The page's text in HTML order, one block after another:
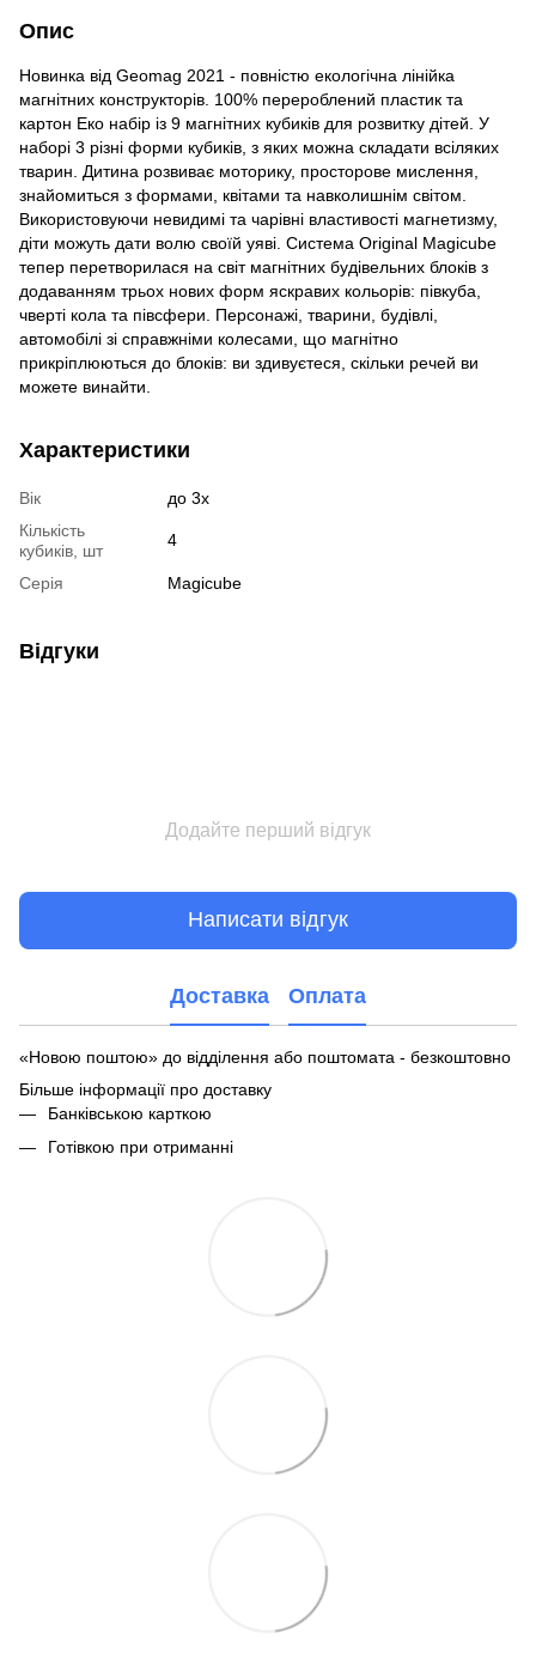
Опис
Новинка від Geomag 2021 - повністю екологічна лінійка
магнітних конструкторів. 100% перероблений пластик та
картон Еко набір із 9 магнітних кубиків для розвитку дітей. У
наборі 3 різні форми кубиків, з яких можна складати всіляких
тварин. Дитина розвиває моторику, просторове мислення,
знайомиться з формами, квітами та навколишнім світом.
Використовуючи невидимі та чарівні властивості магнетизму,
діти можуть дати волю своїй уяві. Система Original Magicube
тепер перетворилася на світ магнітних будівельних блоків з
додаванням трьох нових форм яскравих кольорів: півкуба,
чверті кола та півсфери. Персонажі, тварини, будівлі,
автомобілі зі справжніми колесами, що магнітно
прикріплюються до блоків: ви здивуєтеся, скільки речей ви
можете винайти.
Характеристики
Вік
до 3х
Кількість
кубиків, шт
4
Серія Magicube
Відгуки
Додайте перший відгук
Написати відгук
Доставка Оплата
«Новою поштою» до відділення або поштомата - безкоштовно
Більше інформації про доставку
Банківською карткою
Готівкою при отриманні